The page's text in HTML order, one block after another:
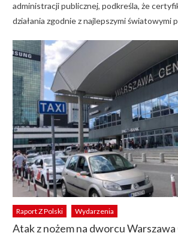
administracji publicznej, podkreśla, że
działania zgodnie z najlepszymi światowymi
Raport Z Polski Wydarzenia
Atak z nożem na dworcu